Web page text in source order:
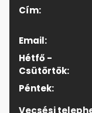
Cím:
Email:
Hétfő -
Csütörtök:
Péntek:
Vecsési